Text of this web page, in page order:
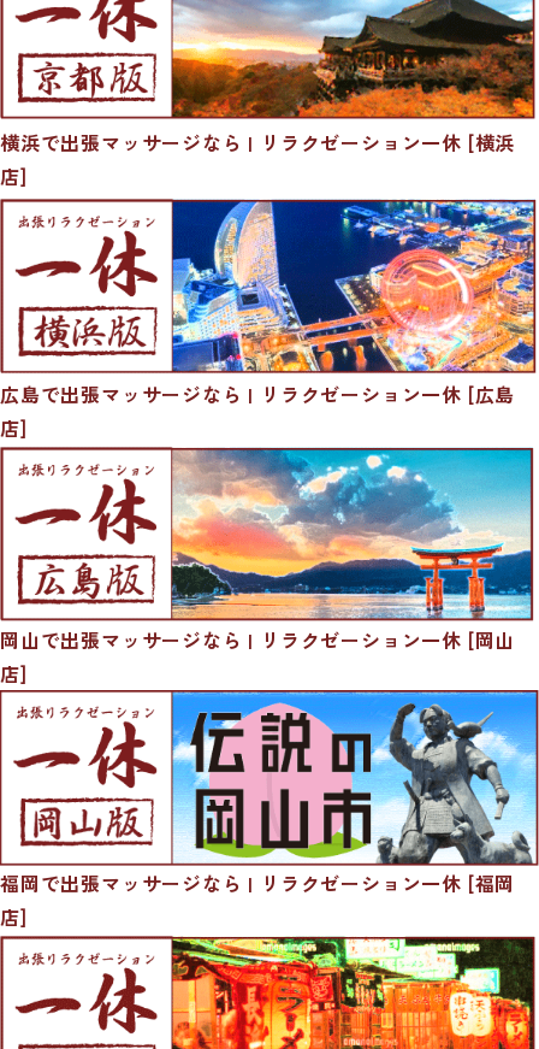
横浜で出張マッサージなら | リラクゼーション一休 [横浜
店]
広島で出張マッサージなら | リラクゼーション一休 [広島
店]
岡山で出張マッサージなら | リラクゼーション一休 [岡山
店]
福岡で出張マッサージなら | リラクゼーション一休 [福岡
店]